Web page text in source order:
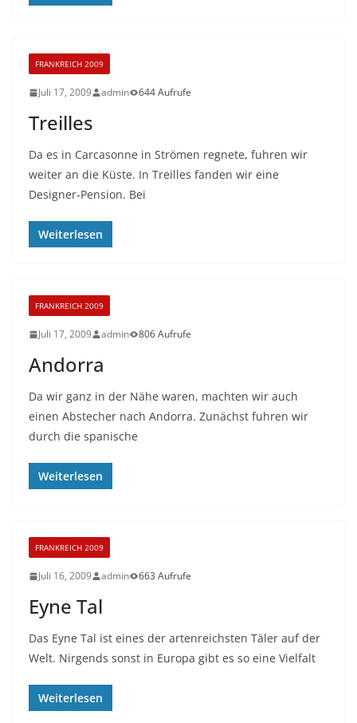
FRANKREICH 2009
Juli 17, 2009 admin 644 Aufrufe
Treilles
Da es in Carcasonne in Strömen regnete, fuhren wir
weiter an die Küste. In Treilles fanden wir eine
Designer-Pension. Bei
Weiterlesen
FRANKREICH 2009
Juli 17, 2009 admin 806 Aufrufe
Andorra
Da wir ganz in der Nähe waren, machten wir auch
einen Abstecher nach Andorra. Zunächst fuhren wir
durch die spanische
Weiterlesen
FRANKREICH 2009
Juli 16, 2009 admin 663 Aufrufe
Eyne Tal
Das Eyne Tal ist eines der artenreichsten Täler auf der
Welt. Nirgends sonst in Europa gibt es so eine Vielfalt
Weiterlesen